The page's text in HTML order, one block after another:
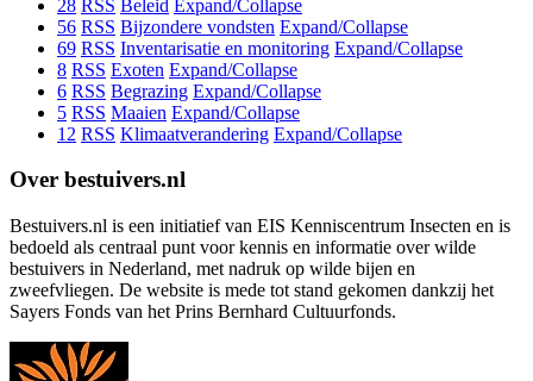
28 RSS Beleid Expand/Collapse
56 RSS Bijzondere vondsten Expand/Collapse
69 RSS Inventarisatie en monitoring Expand/Collapse
8 RSS Exoten Expand/Collapse
6 RSS Begrazing Expand/Collapse
5 RSS Maaien Expand/Collapse
12 RSS Klimaatverandering Expand/Collapse
Over bestuivers.nl
Bestuivers.nl is een initiatief van EIS Kenniscentrum Insecten en is
bedoeld als centraal punt voor kennis en informatie over wilde
bestuivers in Nederland, met nadruk op wilde bijen en
zweefvliegen. De website is mede tot stand gekomen dankzij het
Sayers Fonds van het Prins Bernhard Cultuurfonds.